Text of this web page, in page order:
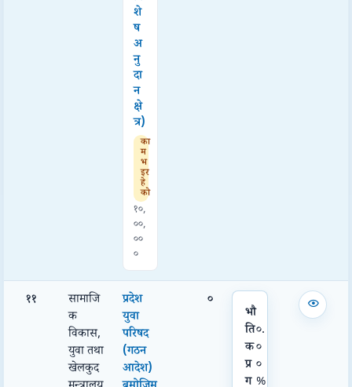
शे
ष
अ
नु
दा
न
क्षे
त्र)
का
म
भ
इर
हे
को
१०,
००,
००
०
११
सामाजि
क
विकास,
युवा तथा
खेलकुद
प्रदेश
युवा
परिषद
(गठन
आदेश)
०
भौ
ति
क
प्र
ग
०.
०
०
%